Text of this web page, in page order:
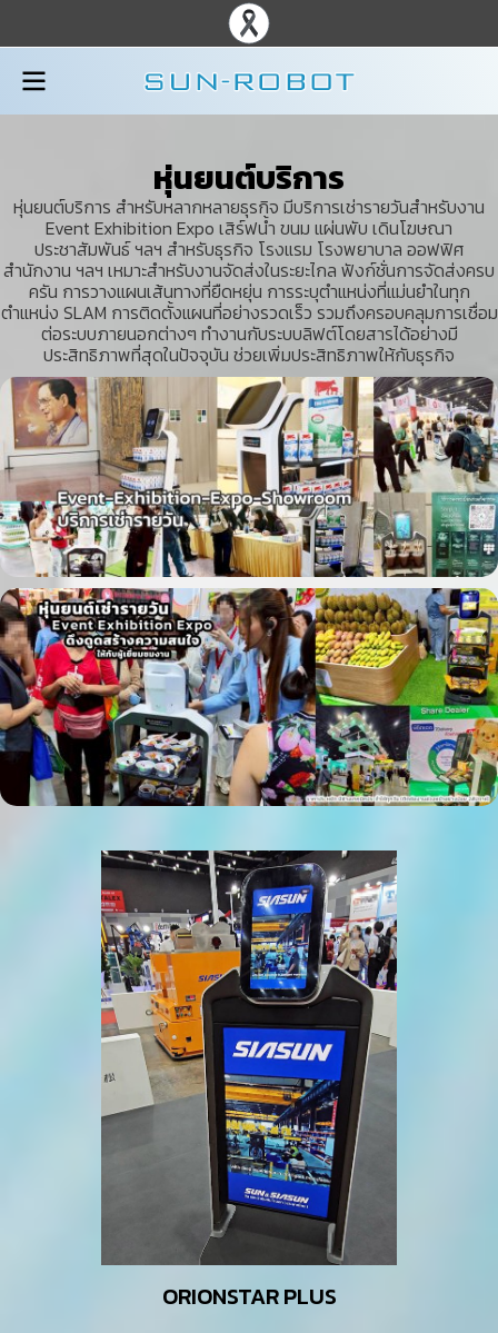
หุ่นยนต์บริการ
หุ่นยนต์บริการ สำหรับหลากหลายธุรกิจ มีบริการเช่ารายวันสำหรับงาน
Event Exhibition Expo เสิร์ฟน้ำ ขนม แผ่นพับ เดินโฆษณา
ประชาสัมพันธ์ ฯลฯ สำหรับธุรกิจ โรงแรม โรงพยาบาล ออฟฟิศ
สำนักงาน ฯลฯ เหมาะสำหรับงานจัดส่งในระยะไกล ฟังก์ชั่นการจัดส่งครบ
ครัน การวางแผนเส้นทางที่ยืดหยุ่น การระบุตำแหน่งที่แม่นยำในทุก
ตำแหน่ง SLAM การติดตั้งแผนที่อย่างรวดเร็ว รวมถึงครอบคลุมการเชื่อม
ต่อระบบภายนอกต่างๆ ทำงานกับระบบลิฟต์โดยสารได้อย่างมี
ประสิทธิภาพที่สุดในปัจจุบัน ช่วยเพิ่มประสิทธิภาพให้กับธุรกิจ
ORIONSTAR PLUS